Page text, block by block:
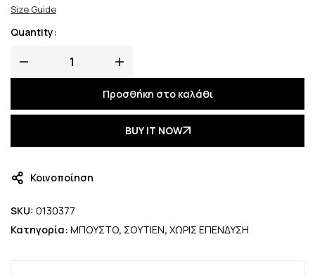
Size Guide
Quantity:
Προσθήκη στο καλάθι
BUY IT NOW
Κοινοποίηση
SKU: 0130377
Κατηγορία: ΜΠΟΥΣΤΟ, ΣΟΥΤΙΕΝ, ΧΩΡΙΣ ΕΠΕΝΔΥΣΗ